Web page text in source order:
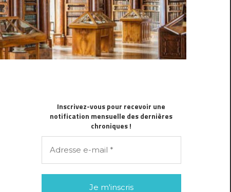
Inscrivez-vous pour recevoir une
notification mensuelle des dernières
chroniques !